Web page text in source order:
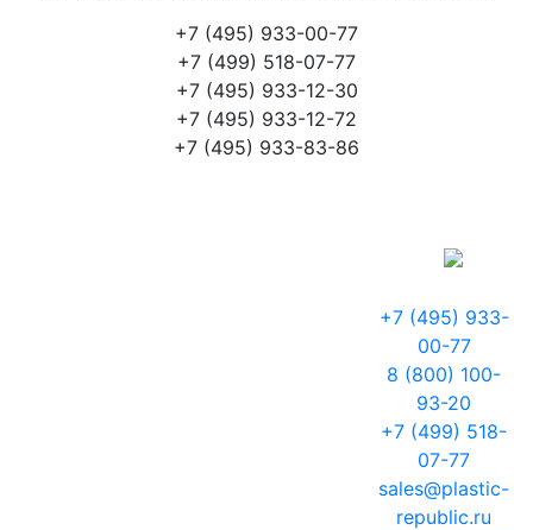
+7 (495) 933-00-77
+7 (499) 518-07-77
+7 (495) 933-12-30
+7 (495) 933-12-72
+7 (495) 933-83-86
+7 (495) 933-
00-77
8 (800) 100-
93-20
+7 (499) 518-
07-77
sales@plastic-
republic.ru